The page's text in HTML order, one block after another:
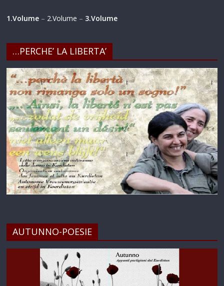
1.Volume – 2.Volume – 3.Volume
…PERCHE’ LA LIBERTA’
AUTUNNO-POESIE